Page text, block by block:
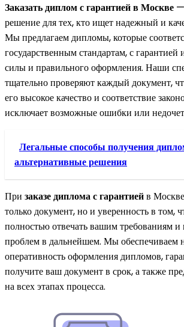
Заказать диплом с гарантией в Москве
решение для тех, кто ищет надежный и
Мы предлагаем дипломы, которые
государственным стандартам, с
силы и правильного оформления. Наши
тщательно проверяют каждый документ,
его высокое качество и соответствие
исключает возможные ошибки или
Легальные способы получения
альтернативные решения
При заказе диплома с гарантиейв
только документ, но и уверенность в том,
полностью отвечать вашим требованиям и
проблем в дальнейшем. Мы обеспечиваем
оперативность оформления дипломов,
получите ваш документ в срок, а также
на всех этапах процесса.